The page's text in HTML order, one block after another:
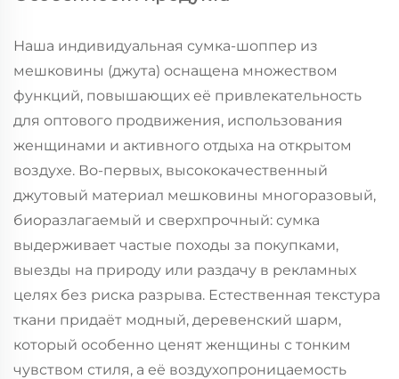
Наша индивидуальная сумка-шоппер из
мешковины (джута) оснащена множеством
функций, повышающих её привлекательность
для оптового продвижения, использования
женщинами и активного отдыха на открытом
воздухе. Во-первых, высококачественный
джутовый материал мешковины многоразовый,
биоразлагаемый и сверхпрочный: сумка
выдерживает частые походы за покупками,
выезды на природу или раздачу в рекламных
целях без риска разрыва. Естественная текстура
ткани придаёт модный, деревенский шарм,
который особенно ценят женщины с тонким
чувством стиля, а её воздухопроницаемость